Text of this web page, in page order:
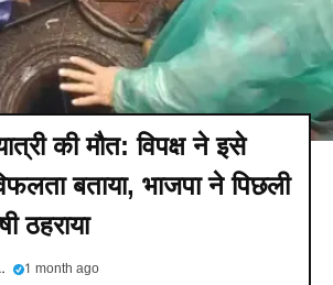
की मौत: विपक्ष ने इसे
बताया, भाजपा ने पिछली
ठहराया
1 month ago